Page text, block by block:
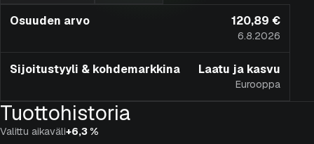
Asiakasportaali
Osuuden arvo 120,89 €
6.8.2026
Sijoitustyyli & kohdemarkkina Laatu ja kasvu
Eurooppa
Tuottohistoria
Valittu aikaväli+6,3 %